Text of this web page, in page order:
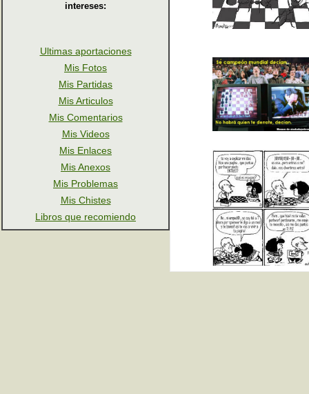
intereses:
Ultimas aportaciones
Mis Fotos
Mis Partidas
Mis Articulos
Mis Comentarios
Mis Videos
Mis Enlaces
Mis Anexos
Mis Problemas
Mis Chistes
Libros que recomiendo